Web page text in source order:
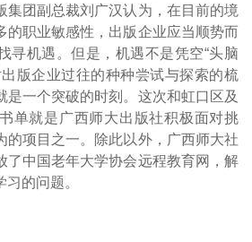
集团副总裁刘广汉认为，在目前的境
的职业敏感性，出版企业应当顺势而
寻机遇。但是，机遇不是凭空“头脑
版企业过往的种种尝试与探索的梳
是一个突破的时刻。这次和虹口区及
单就是广西师大出版社积极面对挑
的项目之一。除此以外，广西师大社
了中国老年大学协会远程教育网，解
的问题。